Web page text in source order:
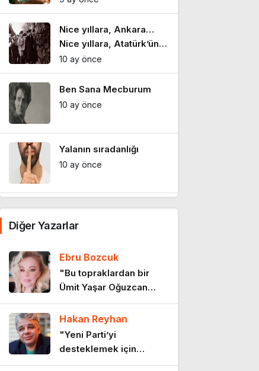
Nice yıllara, Ankara…
Nice yıllara, Atatürk’ün
şehri
10 ay önce
Ben Sana Mecburum
10 ay önce
Yalanın sıradanlığı
10 ay önce
Sanatın yuvasına vurulan
darbe
Sanatın nefesi daralıyor
11 ay önce
Emeklinin iki maaşını kim
çaldı?
Diğer Yazarlar
Ebru Bozcuk
"Bu topraklardan bir
Ümit Yaşar Oğuzcan
geçti…"
Hakan Reyhan
"Yeni Parti’yi
desteklemek için
CHP’den ayrılmak şart